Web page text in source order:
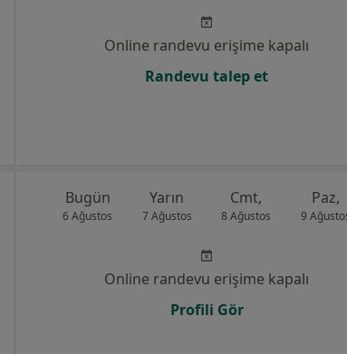
Online randevu erişime kapalı
Randevu talep et
Bugün
6 Ağustos
Yarın
7 Ağustos
Cmt,
8 Ağustos
Paz,
9
Online randevu erişime kapalı
Profili Gör